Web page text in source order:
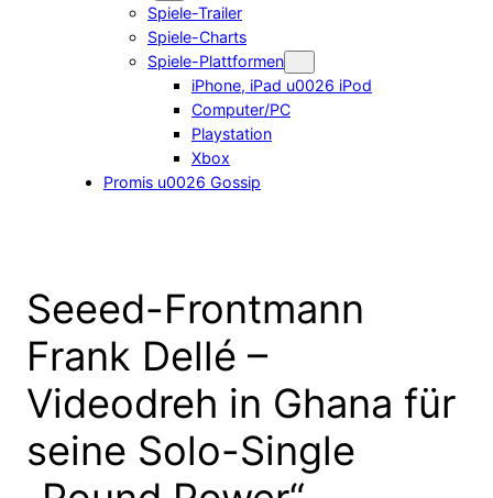
Spiele-Trailer
Spiele-Charts
Spiele-Plattformen
iPhone, iPad u0026 iPod
Computer/PC
Playstation
Xbox
Promis u0026 Gossip
Seeed-Frontmann
Frank Dellé –
Videodreh in Ghana für
seine Solo-Single